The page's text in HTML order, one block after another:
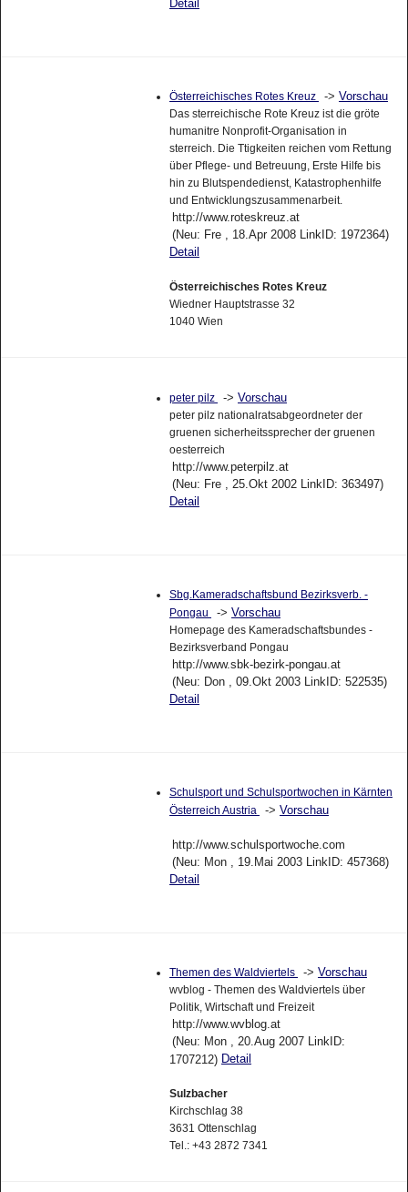
Detail
Österreichisches Rotes Kreuz -> Vorschau
Das sterreichische Rote Kreuz ist die gröte
humanitre Nonprofit-Organisation in
sterreich. Die Ttigkeiten reichen vom Rettung
über Pflege- und Betreuung, Erste Hilfe bis
hin zu Blutspendedienst, Katastrophenhilfe
und Entwicklungszusammenarbeit.
http://www.roteskreuz.at
(Neu: Fre , 18.Apr 2008 LinkID: 1972364)
Detail
Österreichisches Rotes Kreuz
Wiedner Hauptstrasse 32
1040 Wien
peter pilz -> Vorschau
peter pilz nationalratsabgeordneter der
gruenen sicherheitssprecher der gruenen
oesterreich
http://www.peterpilz.at
(Neu: Fre , 25.Okt 2002 LinkID: 363497)
Detail
Sbg.Kameradschaftsbund Bezirksverb. -
Pongau
-> Vorschau
Homepage des Kameradschaftsbundes -
Bezirksverband Pongau
http://www.sbk-bezirk-pongau.at
(Neu: Don , 09.Okt 2003 LinkID: 522535)
Detail
Schulsport und Schulsportwochen in Kärnten
Österreich Austria
-> Vorschau
http://www.schulsportwoche.com
(Neu: Mon , 19.Mai 2003 LinkID: 457368)
Detail
Themen des Waldviertels -> Vorschau
wvblog - Themen des Waldviertels über
Politik, Wirtschaft und Freizeit
http://www.wvblog.at
(Neu: Mon , 20.Aug 2007 LinkID:
1707212) Detail
Sulzbacher
Kirchschlag 38
3631 Ottenschlag
Tel.: +43 2872 7341